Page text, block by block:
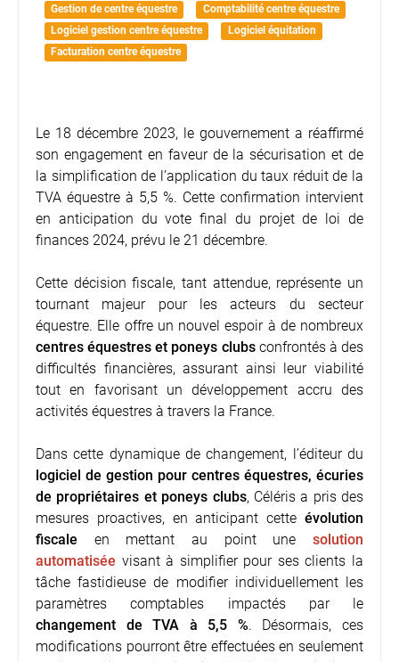
Gestion de centre équestre
Comptabilité centre équestre
Logiciel gestion centre équestre
Logiciel équitation
Facturation centre équestre
Le 18 décembre 2023, le gouvernement a réaffirmé
son engagement en faveur de la sécurisation et de
la simplification de l’application du taux réduit de la
TVA équestre à 5,5 %. Cette confirmation intervient
en anticipation du vote final du projet de loi de
finances 2024, prévu le 21 décembre.
Cette décision fiscale, tant attendue, représente un
tournant majeur pour les acteurs du secteur
équestre. Elle offre un nouvel espoir à de nombreux
centres équestres et poneys clubsconfrontés à des
difficultés financières, assurant ainsi leur viabilité
tout en favorisant un développement accru des
activités équestres à travers la France.
Dans cette dynamique de changement, l’éditeur du
logiciel de gestion pour centres équestres, écuries
de propriétaires et poneys clubs, Céléris a pris des
mesures proactives, en anticipant cette évolution
fiscale en mettant au point une solution
automatisée visant à simplifier pour ses clients la
tâche fastidieuse de modifier individuellement les
paramètres comptables impactés par le
changement de TVA à 5,5 %. Désormais, ces
modifications pourront être effectuées en seulement